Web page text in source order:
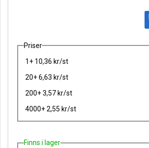
Priser
1+ 10,36 kr/st
20+ 6,63 kr/st
200+ 3,57 kr/st
4000+ 2,55 kr/st
Finns i lager